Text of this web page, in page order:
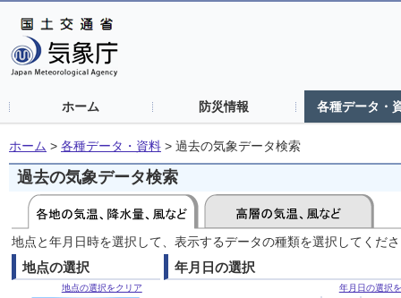
ホーム 防災情報 各種データ・
ホーム > 各種データ・資料 > 過去の気象データ検索
過去の気象データ検索
地点と年月日時を選択して、表示するデータの種類を選択してくだ
地点の選択
地点の選択をクリア
年月日の選択
年月日の選択